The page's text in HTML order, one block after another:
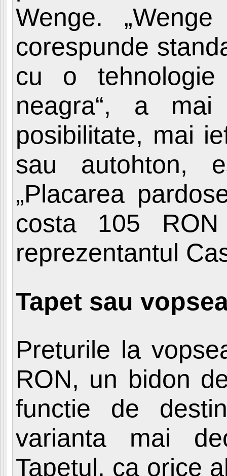
Wenge.
corespunde
cu o
neagra“, a
posibilitate, mai
sau autohton,
„Placarea
costa 105
reprezentantul
Tapet sau
Preturile la
RON, un bidon
functie de
varianta mai
Tapetul, ca orice